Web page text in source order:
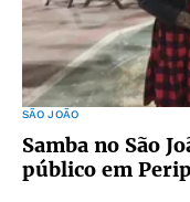
SÃO JOÃO
Samba no São
público em